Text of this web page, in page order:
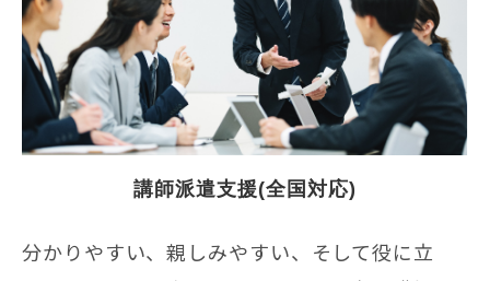
講師派遣支援(全国対応)
分かりやすい、親しみやすい、そして役に立